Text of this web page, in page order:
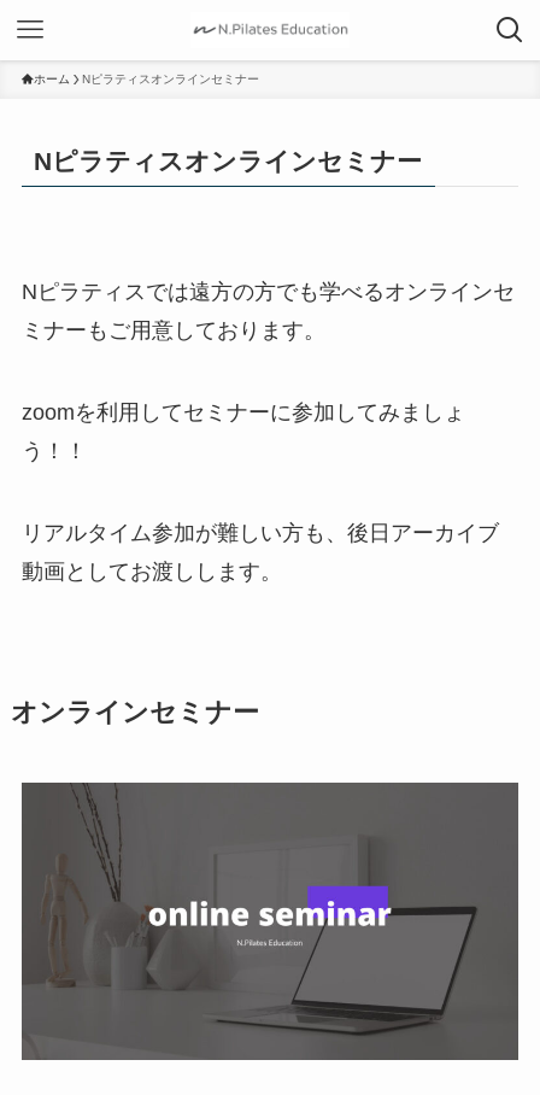
ホーム Nピラティスオンラインセミナー
Nピラティスオンラインセミナー
Nピラティスでは遠方の方でも学べるオンラインセ
ミナーもご用意しております。
zoomを利用してセミナーに参加してみましょ
う！！
リアルタイム参加が難しい方も、後日アーカイブ
動画としてお渡しします。
オンラインセミナー